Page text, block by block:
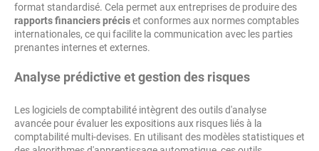
format standardisé. Cela permet aux entreprises de produire des
rapports financiers préciset conformes aux normes comptables
internationales, ce qui facilite la communication avec les parties
prenantes internes et externes.
Analyse prédictive et gestion des risques
Les logiciels de comptabilité intègrent des outils d'analyse
avancée pour évaluer les expositions aux risques liés à la
comptabilité multi-devises. En utilisant des modèles statistiques et